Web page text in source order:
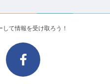
て情報を受け取ろう！